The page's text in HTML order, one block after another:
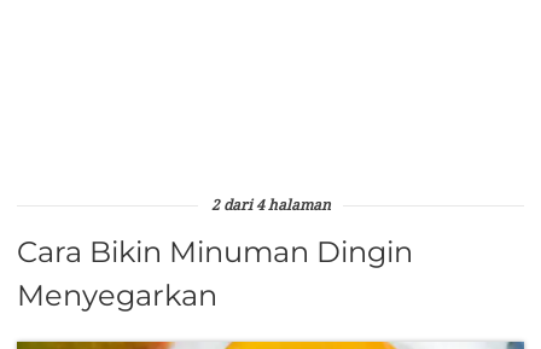
2 dari 4 halaman
Cara Bikin Minuman Dingin
Menyegarkan